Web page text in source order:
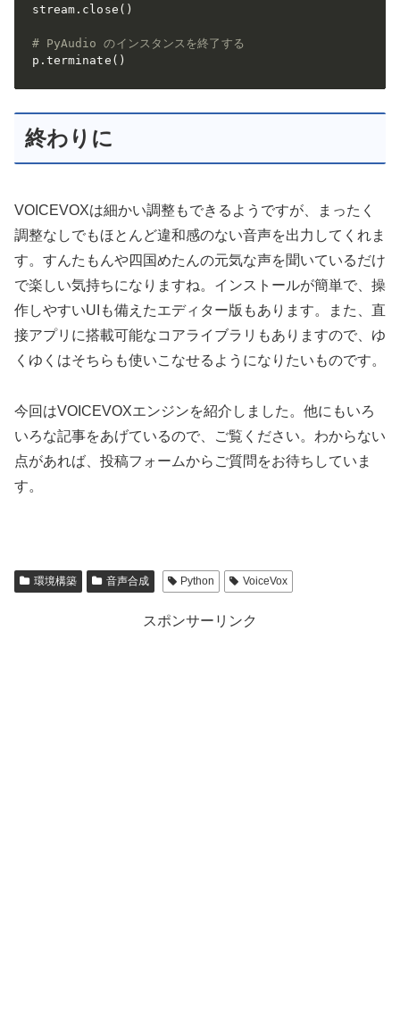
stream . close ( )
# PyAudio のインスタンスを終了する
p . terminate ( )
終わりに
VOICEVOXは細かい調整もできるようですが、まったく
調整なしでもほとんど違和感のない音声を出力してくれま
す。すんたもんや四国めたんの元気な声を聞いているだけ
で楽しい気持ちになりますね。インストールが簡単で、操
作しやすいUIも備えたエディター版もあります。また、直
接アプリに搭載可能なコアライブラリもありますので、ゆ
くゆくはそちらも使いこなせるようになりたいものです。
今回はVOICEVOXエンジンを紹介しました。他にもいろ
いろな記事をあげているので、ご覧ください。わからない
点があれば、投稿フォームからご質問をお待ちしていま
す。
環境構築 音声合成 Python VoiceVox
スポンサーリンク